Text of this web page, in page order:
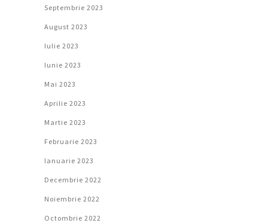
Septembrie 2023
August 2023
Iulie 2023
Iunie 2023
Mai 2023
Aprilie 2023
Martie 2023
Februarie 2023
Ianuarie 2023
Decembrie 2022
Noiembrie 2022
Octombrie 2022